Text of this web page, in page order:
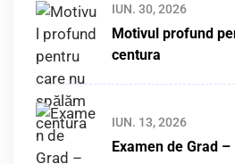
IUN. 30, 2026
Motivul profund
centura
IUN. 13, 2026
Examen de Grad